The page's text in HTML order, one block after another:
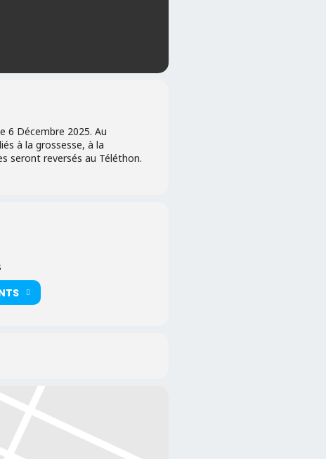
6 Décembre 2025. Au
à la grossesse, à la
seront reversés au Téléthon.